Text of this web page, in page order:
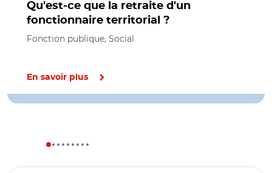
Qu'est-ce que la retraite d'un
fonctionnaire territorial ?
Fonction publique, Social
En savoir plus